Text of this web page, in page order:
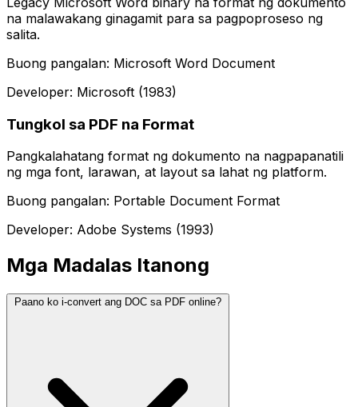
na malawakang ginagamit para sa pagpoproseso ng
salita.
Buong pangalan: Microsoft Word Document
Developer: Microsoft (1983)
Tungkol sa PDF na Format
Pangkalahatang format ng dokumento na nagpapanatili
ng mga font, larawan, at layout sa lahat ng platform.
Buong pangalan: Portable Document Format
Developer: Adobe Systems (1993)
Mga Madalas Itanong
Paano ko i-convert ang DOC sa PDF online?